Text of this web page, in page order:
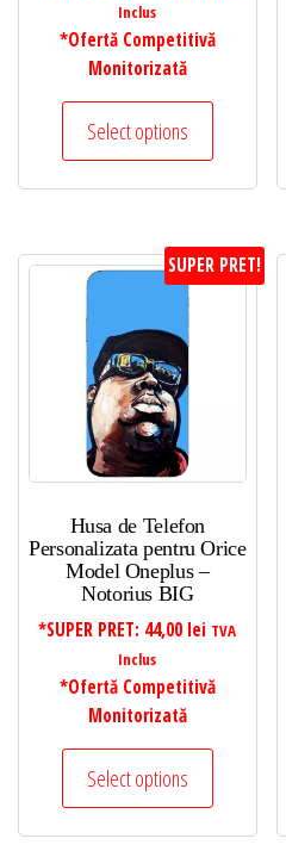
Inclus
*Ofertă Competitivă
Monitorizată
Select options
SUPER PRET!
Husa de Telefon
Personalizata pentru Orice
Model Oneplus –
Notorius BIG
*SUPER PRET: 44,00 lei TVA
Inclus
*Ofertă Competitivă
Monitorizată
Select options